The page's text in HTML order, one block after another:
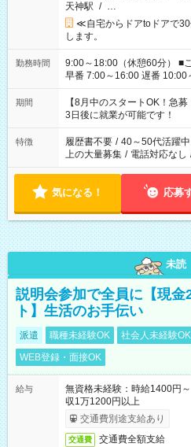
天神駅 / …
≪自宅からドアtoドアで
します。
勤務時間
9:00～18:00（休憩60分） ■ご希望があれば下記シフトもOK！
早番 7:00～16:00 遅番 10:00～
と休みを合わせたい」 「余
「できれば残業はしたくな
ね。 ※Wワーク希望の方へ 今ご覧のお仕事で希望する勤務時間
と、もう1つのお仕事の勤務
合は応募できません。
期間
【8月中のスタートOK！急
3日後に就業が可能です！
特徴 履歴書不要 / 40～50代活躍中
上の大量募集 / 電話対応なし
気になる！ 応募
未読
説明会参加で全員に【現金
ト】生活のお手伝い
派遣 職種未経験OK 社会人未経験OK
WEB登録・面接OK
給与
無資格未経験：時給1400
収1万1200円以上
交通費別途支給あり
交通費 交通費全額支給